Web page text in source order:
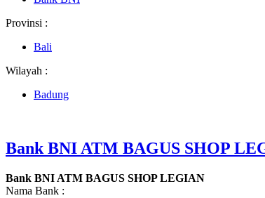
Provinsi :
Bali
Wilayah :
Badung
Bank BNI ATM BAGUS SHOP
Bank BNI ATM BAGUS SHOP LEGIAN
Nama Bank :